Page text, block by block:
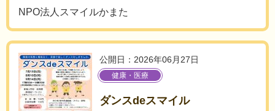
NPO法人スマイルかまた
公開日：2026年06月27日
健康・医療
ダンスdeスマイル